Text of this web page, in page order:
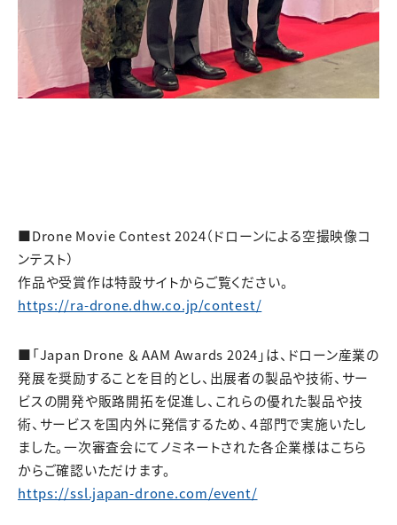
■Drone Movie Contest 2024（ドローンによる空撮映像コ
ンテスト）
作品や受賞作は特設サイトからご覧ください。
https://ra-drone.dhw.co.jp/contest/
■「Japan Drone ＆ AAM Awards 2024」は、ドローン産業の
発展を奨励することを目的とし、出展者の製品や技術、サー
ビスの開発や販路開拓を促進し、これらの優れた製品や技
術、サービスを国内外に発信するため、４部門で実施いたし
ました。一次審査会にてノミネートされた各企業様はこちら
からご確認いただけます。
https://ssl.japan-drone.com/event/